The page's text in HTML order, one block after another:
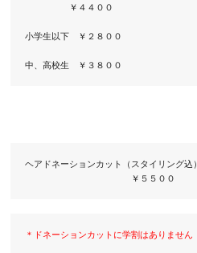
￥４４００
小学生以下　￥２８００
中、高校生　￥３８００
ヘアドネーションカット（スタイリング込）
￥５５００
＊ドネーションカットに学割はありません